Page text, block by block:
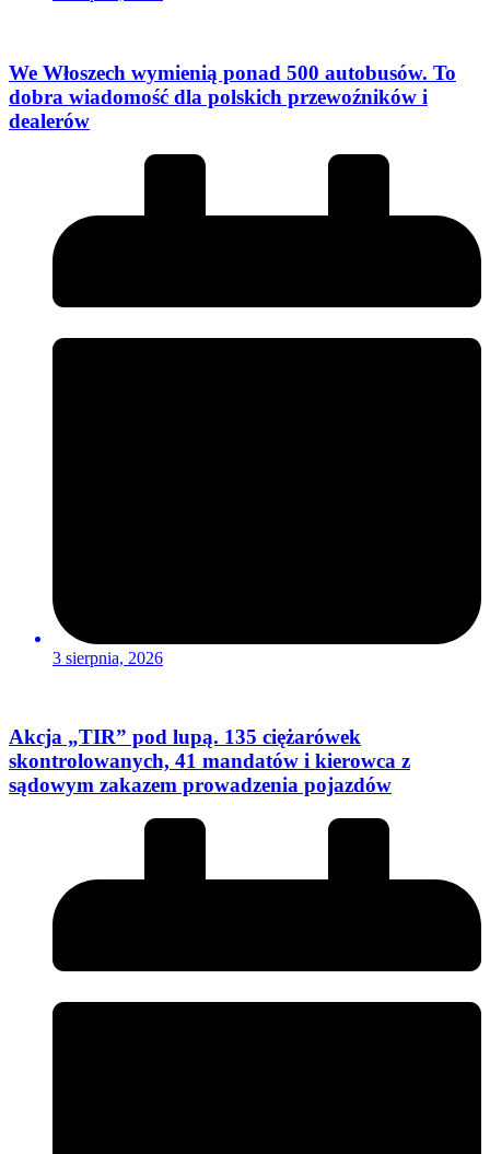
We Włoszech wymienią ponad 500 autobusów. To
dobra wiadomość dla polskich przewoźników i
dealerów
3 sierpnia, 2026
Akcja „TIR” pod lupą. 135 ciężarówek
skontrolowanych, 41 mandatów i kierowca z
sądowym zakazem prowadzenia pojazdów